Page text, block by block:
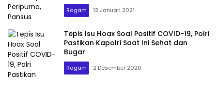
Ragam 12 Januari 2021
Tepis Isu Hoax Soal Positif COVID-19, Polri
Pastikan Kapolri Saat Ini Sehat dan
Bugar
Ragam 2 Desember 2020